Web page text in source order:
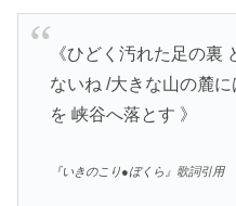
《ひどく汚れた足の裏
ないね /大きな山の麓
を 峡谷へ落とす 》
『いきのこり●ぼくら』歌詞引用